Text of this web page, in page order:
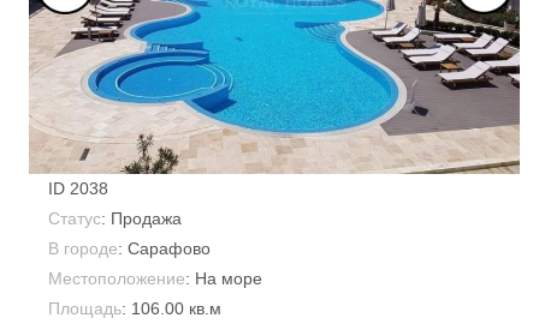
ID 2038
Статус: Продажа
В городе: Сарафово
Местоположение: На море
Площадь: 106.00 кв.м